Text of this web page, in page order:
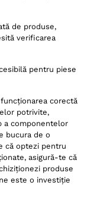
de produse,
verificarea
pentru piese
corectă
potrivite,
a componentelor
bucura de o
că optezi pentru
asigură-te că
produse
este o investiție